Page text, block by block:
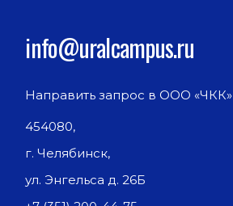
info@uralcampus.ru
Направить запрос в ООО «ЧКК»
454080,
г. Челябинск,
ул. Энгельса д. 26Б